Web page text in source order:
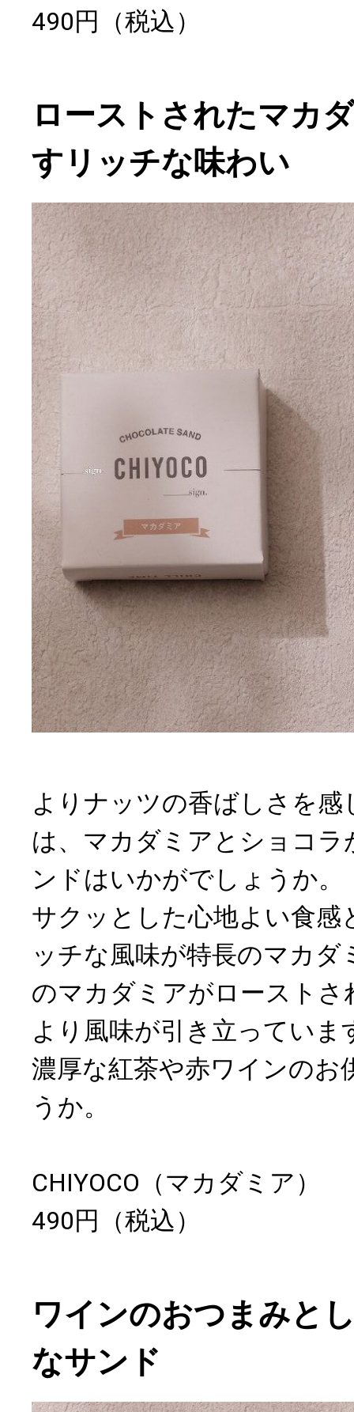
490円（税込）
ローストされたマカ
すリッチな味わい
よりナッツの香ばしさを
は、マカダミアとショコ
ンドはいかがでしょうか。
サクッとした心地よい食感
ッチな風味が特長のマカ
のマカダミアがロースト
より風味が引き立っていま
濃厚な紅茶や赤ワインのお
うか。
CHIYOCO（マカダミア）
490円（税込）
ワインのおつまみと
なサンド